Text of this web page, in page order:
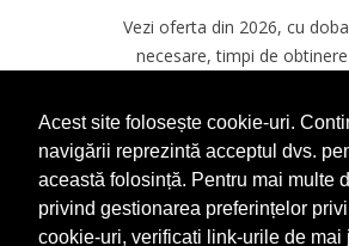
Acest site folosește cookie-uri.
navigării reprezintă acceptul dvs.
această folosință. Pentru mai multe
privind gestionarea preferințelor
cookie-uri, verificati link-urile de mai
Vezi oferta din 2026, cu
necesare, timpi de
VREAU CREDIT